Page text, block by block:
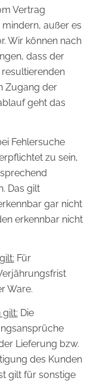
Vertrag
außer es
Wir können nach
dass der
Zugang der
geht das
Fehlersuche
zu sein,
Das gilt
gar nicht
erkennbar nicht
Für
Ware.
Die
Lieferung bzw.
des Kunden
gilt für sonstige